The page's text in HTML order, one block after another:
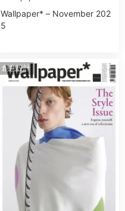
Wallpaper* – November 202
5
創意設計